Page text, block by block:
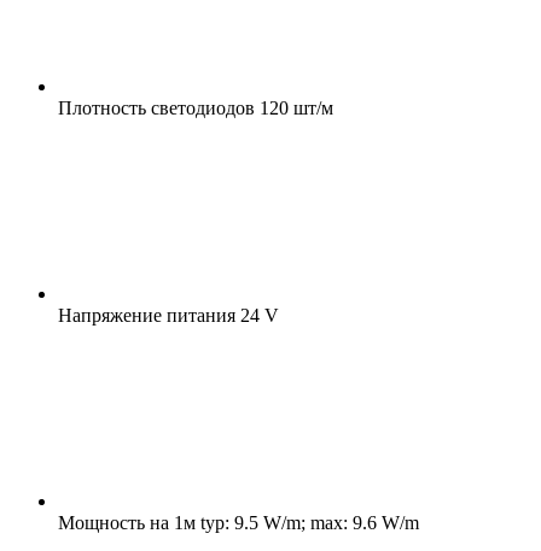
Плотность светодиодов 120 шт/м
Напряжение питания 24 V
Мощность на 1м typ: 9.5 W/m; max: 9.6 W/m